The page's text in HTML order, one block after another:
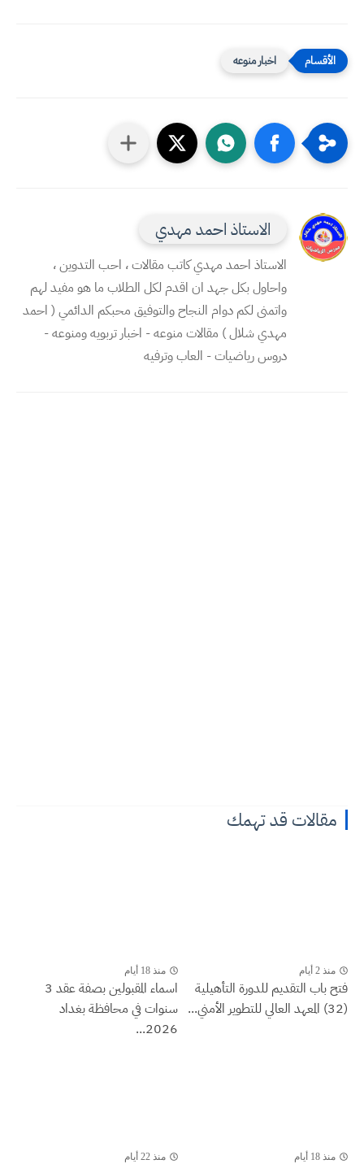
اخبار منوعه
الاستاذ احمد مهدي
الاستاذ احمد مهدي كاتب مقالات ، احب التدوين ،
واحاول بكل جهد ان اقدم لكل الطلاب ما هو مفيد لهم
واتمنى لكم دوام النجاح والتوفيق محبكم الدائمي ( احمد
مهدي شلال ) مقالات منوعه - اخبار تربويه ومنوعه -
دروس رياضيات - العاب وترفيه
مقالات قد تهمك
منذ 2 أيام
فتح باب التقديم للدورة التأهيلية
(32) المعهد العالي للتطوير الأمني...
منذ 18 أيام
اسماء المقبولين بصفة عقد 3
سنوات في محافظة بغداد
2026...
منذ 18 أيام منذ 22 أيام